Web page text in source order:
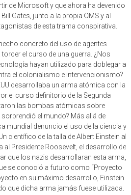
Gates, junto a la propia OMS y al
de esta trama conspirativa.
el curso de una guerra. ¿Nos
hayan utilizado para doblegar a
el colonialismo e intervencionismo?
desarrollaba un arma atómica con la
el curso definitorio de la Segunda
las bombas atómicas sobre
el mundo? Más allá de
mundial denuncio el uso de la ciencia y
científico de la talla de Albert Einstein al
al Presidente Roosevelt, el desarrollo de
que los nazis desarrollaran esta arma,
se conoció a futuro como “Proyecto
en su máximo desarrollo, Einstein
que dicha arma jamás fuese utilizada.
y su carta no llegaría a su